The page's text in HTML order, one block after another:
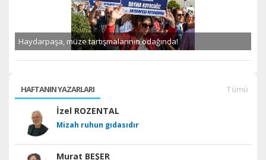
Haydarpaşa, müze tartışmalarının odağında!
HAFTANIN YAZARLARI Tümü
İzel ROZENTAL
Mizah ruhun gıdasıdır
Murat BEŞER